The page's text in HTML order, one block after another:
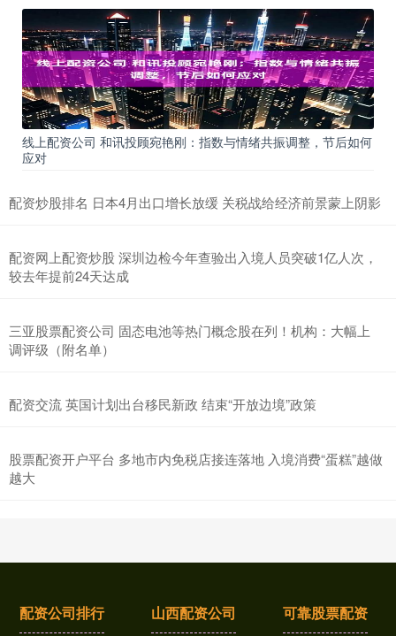
线上配资公司 和讯投顾宛艳刚：指数与情绪共振调整，节后如何
应对
配资炒股排名 日本4月出口增长放缓 关税战给经济前景蒙上阴影
配资网上配资炒股 深圳边检今年查验出入境人员突破1亿人次，
较去年提前24天达成
三亚股票配资公司 固态电池等热门概念股在列！机构：大幅上
调评级（附名单）
配资交流 英国计划出台移民新政 结束“开放边境”政策
股票配资开户平台 多地市内免税店接连落地 入境消费“蛋糕”越做
越大
配资公司排行 山西配资公司 可靠股票配资